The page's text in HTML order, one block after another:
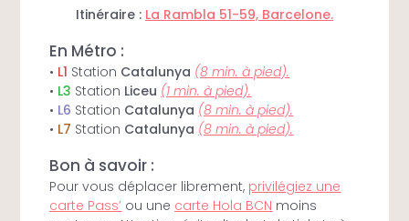
Itinéraire : La Rambla 51-59, Barcelone.
En Métro :
• L1 Station Catalunya (8 min. à pied).
• L3 Station Liceu (1 min. à pied).
• L6 Station Catalunya (8 min. à pied).
• L7 Station Catalunya (8 min. à pied).
Bon à savoir :
Pour vous déplacer librement, privilégiez une
carte Pass’ ou une carte Hola BCN moins